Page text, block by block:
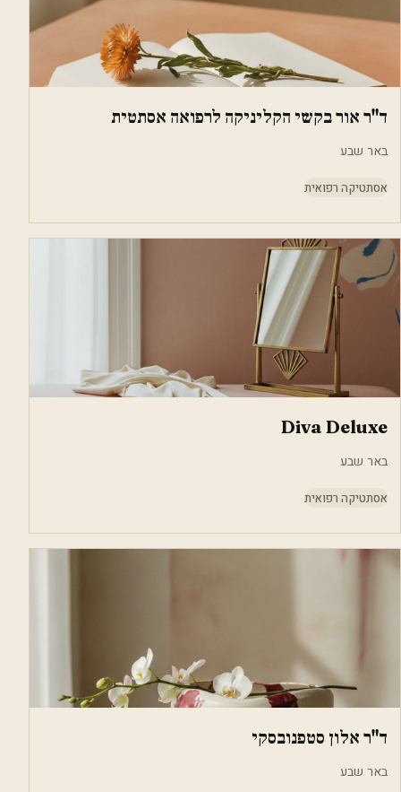
ד"ר אור בקשי הקליניקה לרפואה אסתטית
באר שבע
אסתטיקה רפואית
Diva Deluxe
באר שבע
אסתטיקה רפואית
ד"ר אלון סטפנובסקי
באר שבע